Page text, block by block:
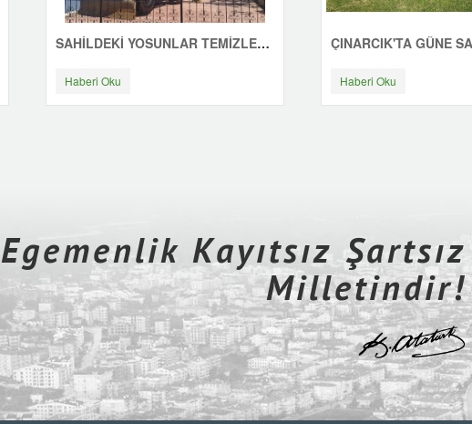
SAHİLDEKİ YOSUNLAR TEMİZLENİYOR
Haberi Oku Haberi Oku
Egemenlik Kayıtsız Şartsız
Milletindir!